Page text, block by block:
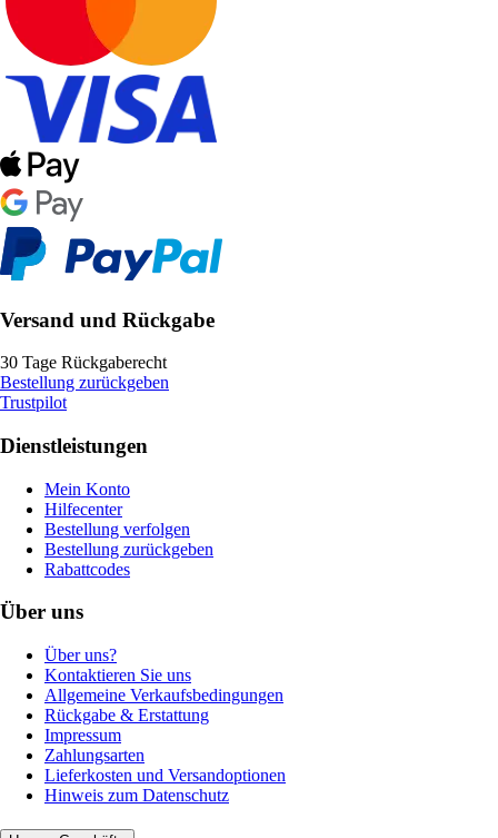
Versand und Rückgabe
30 Tage Rückgaberecht
Bestellung zurückgeben
Trustpilot
Dienstleistungen
Mein Konto
Hilfecenter
Bestellung verfolgen
Bestellung zurückgeben
Rabattcodes
Über uns
Über uns?
Kontaktieren Sie uns
Allgemeine Verkaufsbedingungen
Rückgabe & Erstattung
Impressum
Zahlungsarten
Lieferkosten und Versandoptionen
Hinweis zum Datenschutz